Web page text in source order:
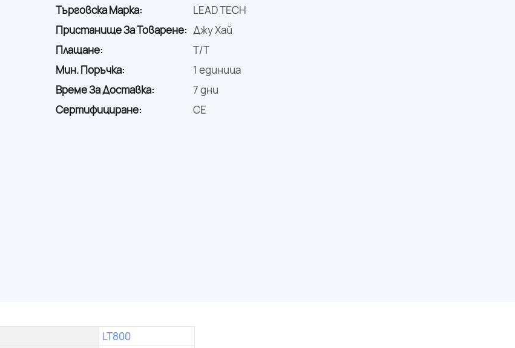
Търговска Марка:
LEAD TECH
Пристанище За Товарене: Джу Хай
Плащане:
T/T
Мин. Поръчка:
1 единица
Време За Доставка:
7 дни
Сертифициране:
CE
LT800